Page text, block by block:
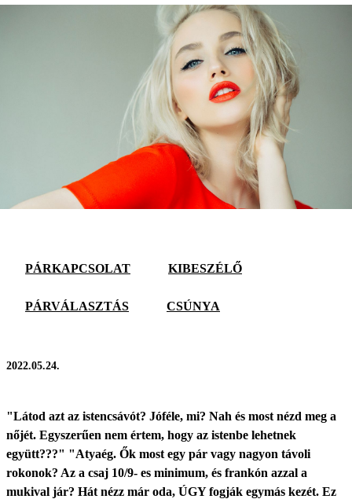
PÁRKAPCSOLAT KIBESZÉLŐ
PÁRVÁLASZTÁS CSÚNYA
2022.05.24.
"Látod azt az istencsávót? Jóféle, mi? Nah és most nézd meg a
nőjét. Egyszerűen nem értem, hogy az istenbe lehetnek
együtt???" "Atyaég. Ők most egy pár vagy nagyon távoli
rokonok? Az a csaj 10/9- es minimum, és frankón azzal a
mukival jár? Hát nézz már oda, ÚGY fogják egymás kezét. Ez